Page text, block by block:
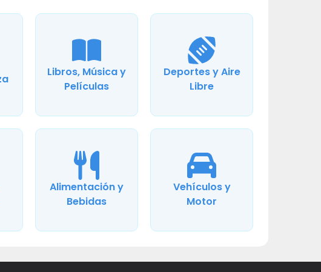
Libros, Música y
Películas
Deportes y Aire
Libre
Alimentación y
Bebidas
Vehículos y
Motor